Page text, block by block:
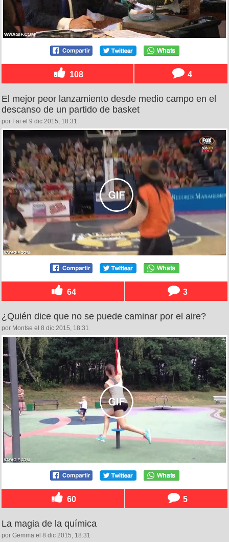
108 4
El mejor peor lanzamiento desde medio campo en el
descanso de un partido de basket
por Fai el 9 dic 2015, 18:31
64 3
¿Quién dice que no se puede caminar por el aire?
por Montse el 8 dic 2015, 18:31
60 5
La magia de la química
por Gemma el 8 dic 2015, 18:31